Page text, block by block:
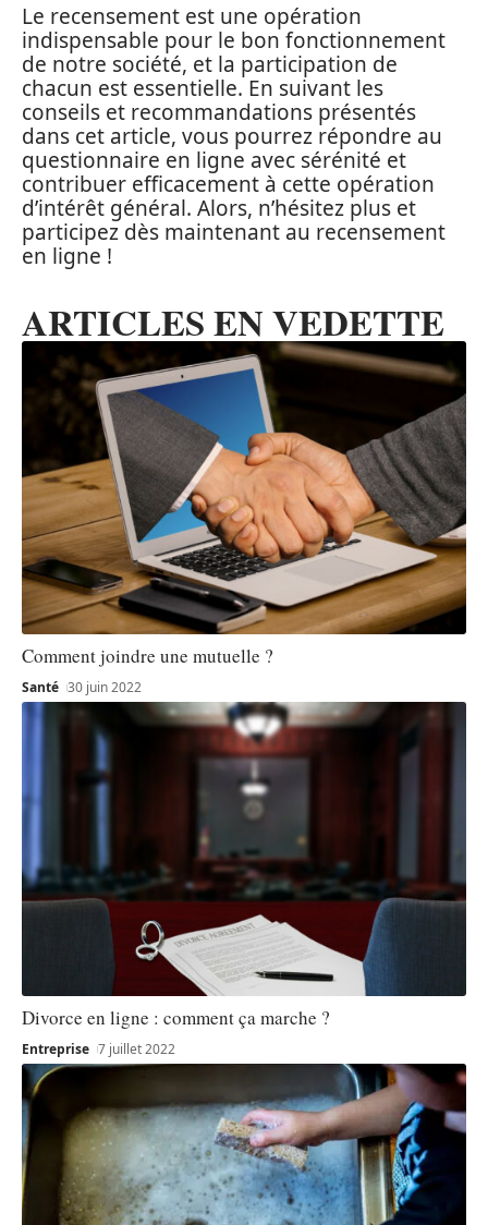
Le recensement est une opération
indispensable pour le bon fonctionnement
de notre société, et la participation de
chacun est essentielle. En suivant les
conseils et recommandations présentés
dans cet article, vous pourrez répondre au
questionnaire en ligne avec sérénité et
contribuer efficacement à cette opération
d’intérêt général. Alors, n’hésitez plus et
participez dès maintenant au recensement
en ligne !
ARTICLES EN VEDETTE
Comment joindre une mutuelle ?
Santé 30 juin 2022
Divorce en ligne : comment ça marche ?
Entreprise 7 juillet 2022